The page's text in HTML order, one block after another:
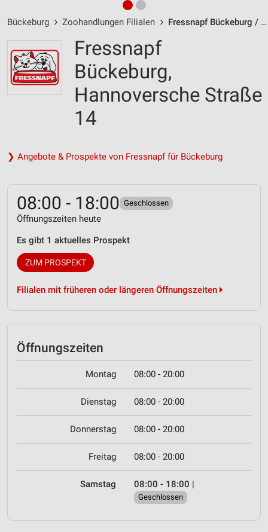
Bückeburg Zoohandlungen Filialen Fressnapf Bückeburg / Hannoversche Straße 14 - Öffnungszeiten & Adresse
Fressnapf
Bückeburg,
Hannoversche Straße
14
❯ Angebote & Prospekte von Fressnapf für Bückeburg
08:00 - 18:00 Geschlossen
Öffnungszeiten heute
Es gibt 1 aktuelles Prospekt
ZUM PROSPEKT
Filialen mit früheren oder längeren Öffnungszeiten
Öffnungszeiten
Montag 08:00 - 20:00
Dienstag 08:00 - 20:00
Donnerstag 08:00 - 20:00
Freitag 08:00 - 20:00
Samstag 08:00 - 18:00 |
Geschlossen